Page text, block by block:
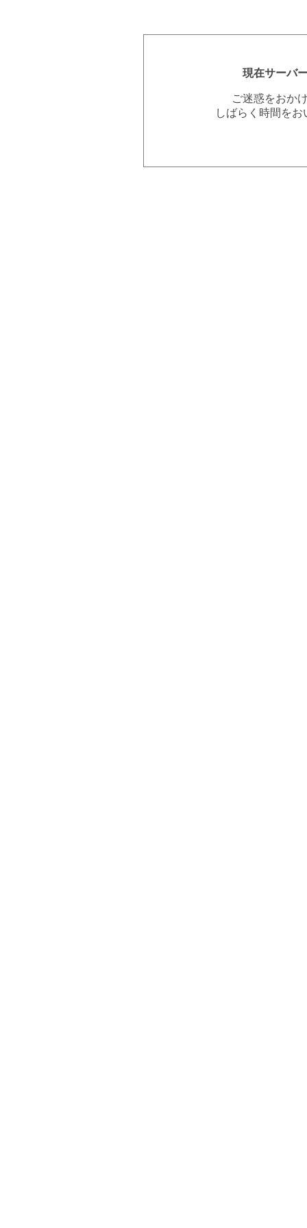
現在サーバ
ご迷惑をおか
しばらく時間を